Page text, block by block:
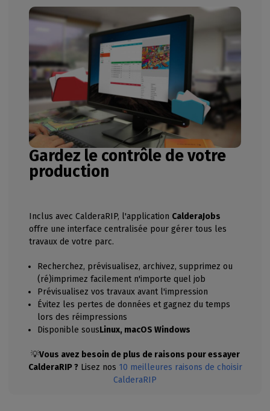
Gardez le contrôle de votre
production
Inclus avec CalderaRIP, l'application CalderaJobs
offre une interface centralisée pour gérer tous les
travaux de votre parc.
Recherchez, prévisualisez, archivez, supprimez ou
(ré)imprimez facilement n'importe quel job
Prévisualisez vos travaux avant l'impression
Évitez les pertes de données et gagnez du temps
lors des réimpressions
Disponible sousLinux, macOS Windows
💡Vous avez besoin de plus de raisons pour essayer
CalderaRIP ?Lisez nos 10 meilleures raisons de choisir
CalderaRIP